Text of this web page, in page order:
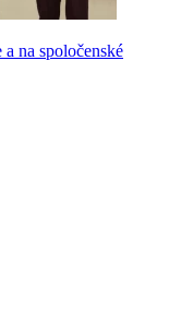
na spoločenské